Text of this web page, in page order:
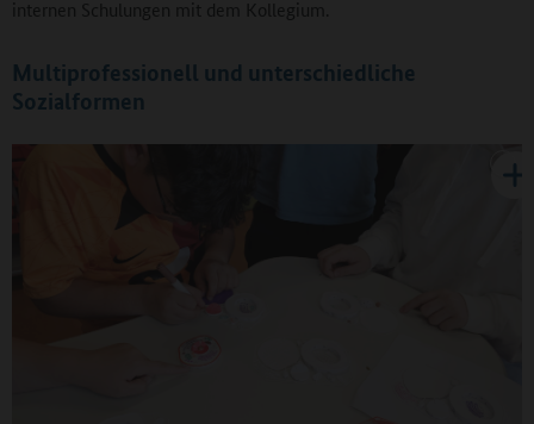
internen Schulungen mit dem Kollegium.
Multiprofessionell und unterschiedliche
Sozialformen